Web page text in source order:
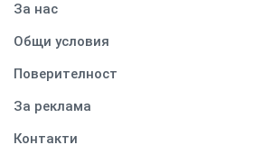
За нас
Общи условия
Поверителност
За реклама
Контакти